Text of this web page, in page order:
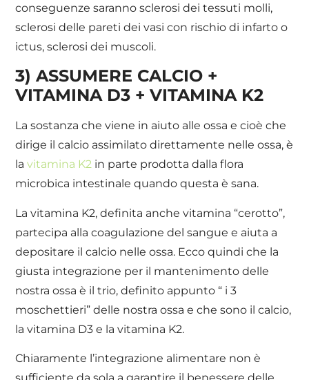
conseguenze saranno sclerosi dei tessuti molli,
sclerosi delle pareti dei vasi con rischio di infarto o
ictus, sclerosi dei muscoli.
3) ASSUMERE CALCIO +
VITAMINA D3 + VITAMINA K2
La sostanza che viene in aiuto alle ossa e cioè che
dirige il calcio assimilato direttamente nelle ossa, è
lavitamina K2 in parte prodotta dalla flora
microbica intestinale quando questa è sana.
La vitamina K2, definita anche vitamina “cerotto”,
partecipa alla coagulazione del sangue e aiuta a
depositare il calcio nelle ossa. Ecco quindi che la
giusta integrazione per il mantenimento delle
nostra ossa è il trio, definito appunto “ i 3
moschettieri” delle nostra ossa e che sono il calcio,
la vitamina D3 e la vitamina K2.
Chiaramente l’integrazione alimentare non è